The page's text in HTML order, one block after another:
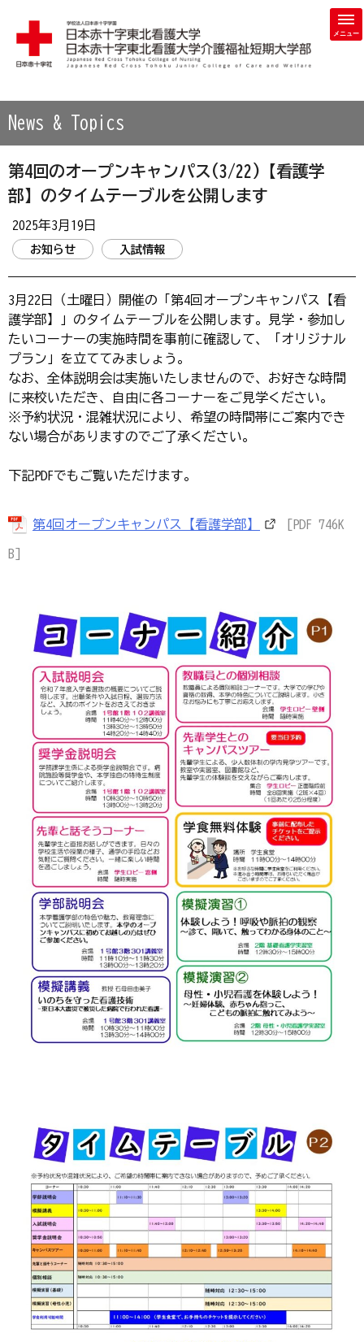
学校法人 日本赤十字学園 日本赤十字東北看護大学・日本赤
News & Topics
第4回のオープンキャンパス(3/22)【看護学
部】のタイムテーブルを公開します
2025年3月19日
お知らせ 入試情報
3月22日（土曜日）開催の「第4回オープンキャンパス【看
護学部】」のタイムテーブルを公開します。見学・参加し
たいコーナーの実施時間を事前に確認して、「オリジナル
プラン」を立ててみましょう。
なお、全体説明会は実施いたしませんので、お好きな時間
に来校いただき、自由に各コーナーをご見学ください。
※予約状況・混雑状況により、希望の時間帯にご案内でき
ない場合がありますのでご了承ください。
下記PDFでもご覧いただけます。
第4回オープンキャンパス【看護学部】 [PDF 746K
B]